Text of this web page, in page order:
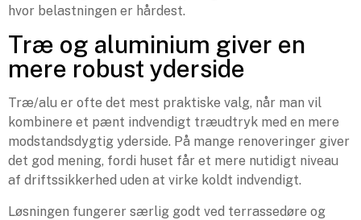
hvor belastningen er hårdest.
Træ og aluminium giver en
mere robust yderside
Træ/alu er ofte det mest praktiske valg, når man vil
kombinere et pænt indvendigt træudtryk med en mere
modstandsdygtig yderside. På mange renoveringer giver
det god mening, fordi huset får et mere nutidigt niveau
af driftssikkerhed uden at virke koldt indvendigt.
Løsningen fungerer særlig godt ved terrassedøre og